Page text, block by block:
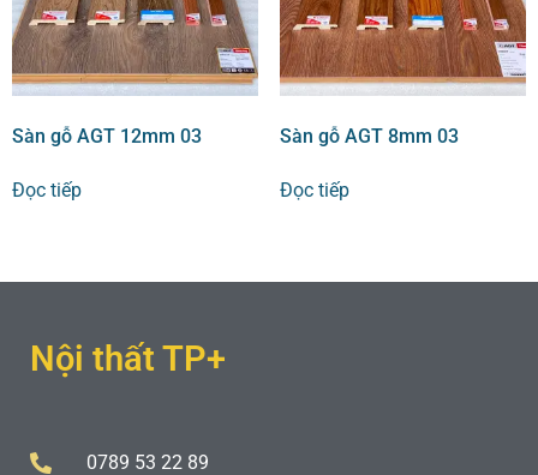
Sàn gỗ AGT 12mm 03
Đọc tiếp
Sàn gỗ AGT 8mm 03
Đọc tiếp
Nội thất TP+
0789 53 22 89